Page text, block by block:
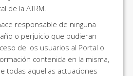
de la ATRM.
responsable de ninguna
o perjuicio que pudieran
de los usuarios al Portal o
contenida en la misma,
todas aquellas actuaciones